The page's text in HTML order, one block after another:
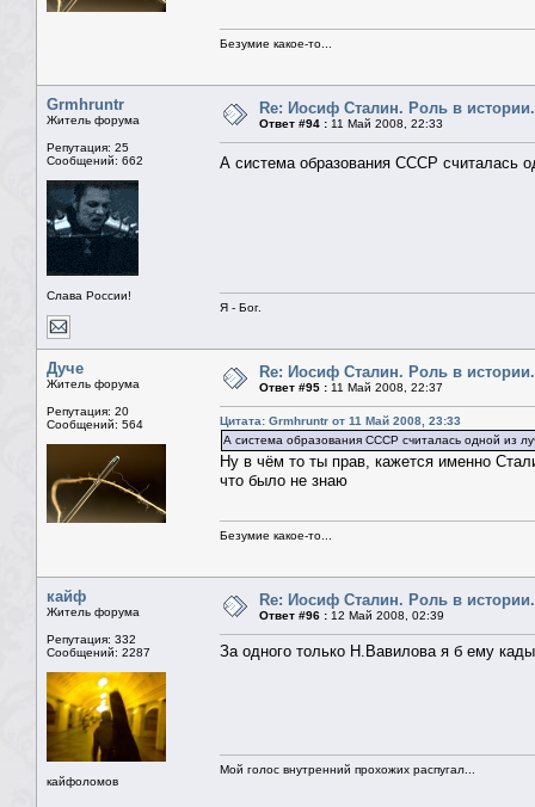
Безумие какое-то...
Grmhruntr
Житель форума
Репутация: 25
Сообщений: 662
Слава России!
Re: Иосиф Сталин. Роль в истории.
Ответ #94 : 11 Май 2008, 22:33
А система образования СССР считалась
Я - Бог.
Дуче
Житель форума
Репутация: 20
Сообщений: 564
Re: Иосиф Сталин. Роль в истории.
Ответ #95 : 11 Май 2008, 22:37
Цитата: Grmhruntr от 11 Май 2008, 23:33
А система образования СССР считалась одной из
Ну в чём то ты прав, кажется именно
что было не знаю
Безумие какое-то...
кайф
Житель форума
Репутация: 332
Сообщений: 2287
кайфоломов
Re: Иосиф Сталин. Роль в истории.
Ответ #96 : 12 Май 2008, 02:39
За одного только Н.Вавилова я б ему
Мой голос внутренний прохожих распугал...